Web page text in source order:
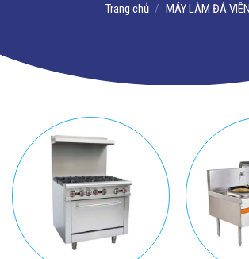
Trang chủ / MÁY LÀM ĐÁ VIÊN